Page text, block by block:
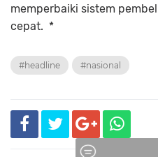
memperbaiki sistem
cepat. *
#headline #nasional